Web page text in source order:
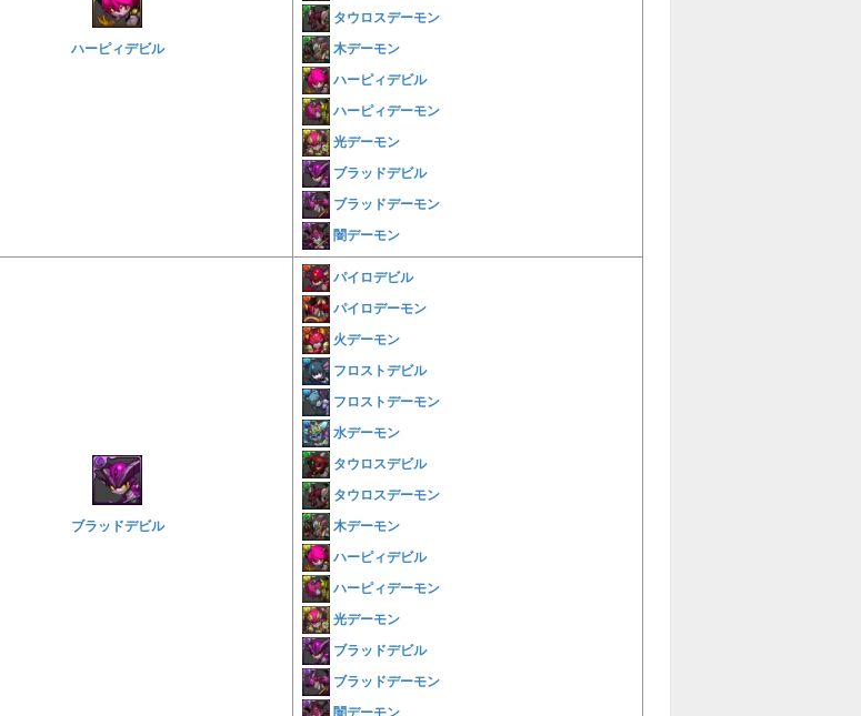
ハーピィデビル
タウロスデーモン
木デーモン
ハーピィデビル
ハーピィデーモン
光デーモン
ブラッドデビル
ブラッドデーモン
闇デーモン
ブラッドデビル
パイロデビル
パイロデーモン
火デーモン
フロストデビル
フロストデーモン
水デーモン
タウロスデビル
タウロスデーモン
木デーモン
ハーピィデビル
ハーピィデーモン
光デーモン
ブラッドデビル
ブラッドデーモン
闇デーモン